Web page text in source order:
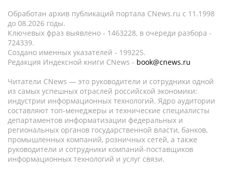
Обработан архив публикаций портала CNews.ru c 11.1998
до 08.2026 годы.
Ключевых фраз выявлено - 1463228, в очереди разбора -
724339.
Создано именных указателей - 199225.
Редакция Индексной книги CNews - book@cnews.ru
Читатели CNews — это руководители и сотрудники одной
из самых успешных отраслей российской экономики:
индустрии информационных технологий. Ядро аудитории
составляют топ-менеджеры и технические специалисты
департаментов информатизации федеральных и
региональных органов государственной власти, банков,
промышленных компаний, розничных сетей, а также
руководители и сотрудники компаний-поставщиков
информационных технологий и услуг связи.